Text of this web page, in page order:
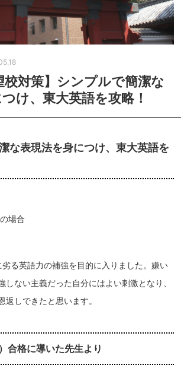
校対策】シンプルで簡潔な
け、東大英語を攻略！
な表現法を身につけ、東大英語を
場合
る英語力の補強を目的に入りました。嫌い
しない主義だった自分にはよい刺激となり、
返しできたと思います。
合格に導いた先生より